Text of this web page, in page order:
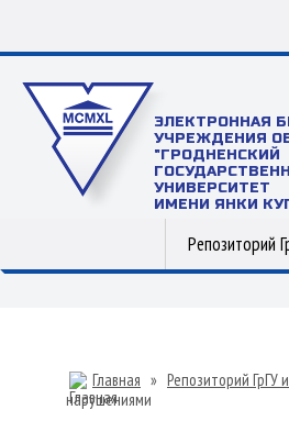
ЭЛЕКТРОННАЯ
УЧРЕЖДЕНИЯ
"ГРОДНЕНСКИЙ
УНИВЕРСИТЕТ
ИМЕНИ ЯНКИ
Репозиторий
Главная » Репозиторий ГрГУ
нарушениями